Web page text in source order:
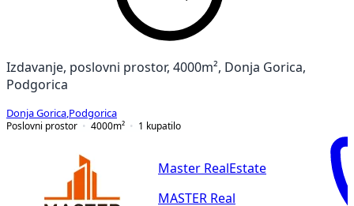
Izdavanje, poslovni prostor, 4000m², Donja Gorica,
Podgorica
Donja Gorica Podgorica
Poslovni prostor
4000m² 1 kupatilo
Master RealEstate
MASTER Real